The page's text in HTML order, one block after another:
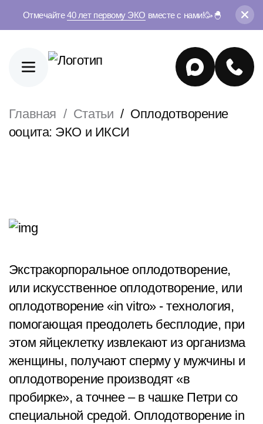
Отмечайте40 лет первому ЭКО вместе с нами!🥳🐣
Главная Статьи
Оплодотворение
ооцита: ЭКО и ИКСИ
Экстракорпоральное оплодотворение,
или искусственное оплодотворение, или
оплодотворение «in vitro» - технология,
помогающая преодолеть бесплодие, при
этом яйцеклетку извлекают из организма
женщины, получают сперму у мужчины и
оплодотворение производят «в
пробирке», а точнее – в чашке Петри со
специальной средой. Оплодотворение in